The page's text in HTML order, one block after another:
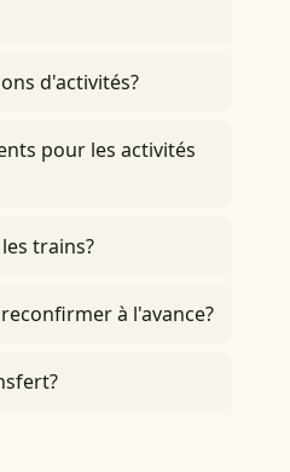
d'activités?
pour les activités
trains?
à l'avance?